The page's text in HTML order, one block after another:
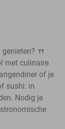
🍴
met culinaire
of je
sushi: in
Nodig je